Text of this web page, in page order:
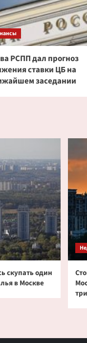
РСПП дал прогноз
ставки ЦБ на
заседании
скупать один
в Москве